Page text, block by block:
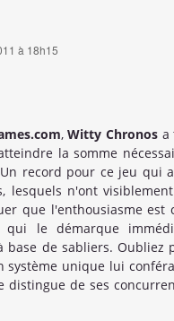
à 18h15
,Witty Chronosa
la somme
record pour ce jeu qui
lesquels n'ont
que l'enthousiasme est
le démarque
de sabliers. Oubliez
système unique lui
de ses